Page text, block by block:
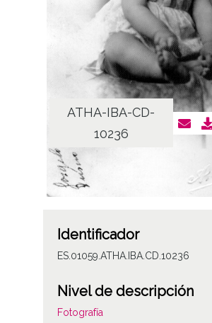
ATHA-IBA-CD-
10236
Identificador
ES.01059.ATHA.IBA.CD.10236
Nivel de descripción
Fotografía